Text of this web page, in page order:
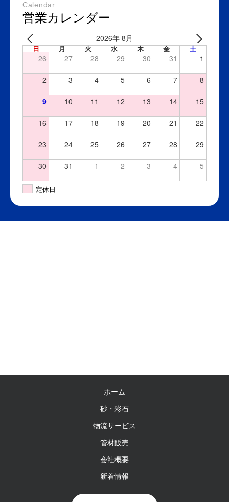
Calendar
営業カレンダー
2026年 8月
日 月 火 水 木 金 土
26 27 28 29 30 31 1
2 3 4 5 6 7 8
9 10 11 12 13 14 15
16 17 18 19 20 21 22
23 24 25 26 27 28 29
30 31 1 2 3 4 5
定休日
ホーム
砂・彩石
物流サービス
管材販売
会社概要
新着情報